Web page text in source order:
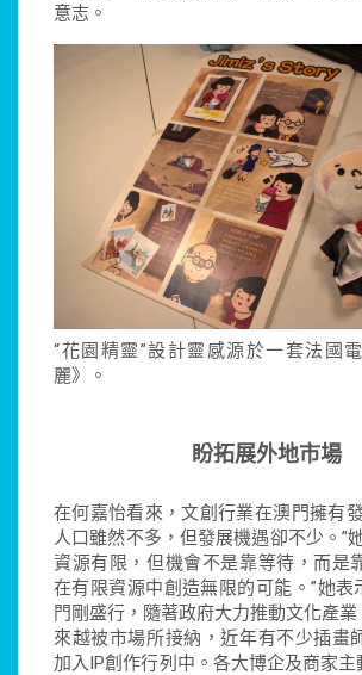
意志。
“花園精靈”設計靈感源於一套法國
麗》。
盼拓展外地市場
在何嘉怡看來，文創行業在澳門擁有
人口雖然不多，但發展機遇卻不少。”
資源有限，但機會不是靠等待，而是
在有限資源中創造無限的可能。”她表
門剛盛行，隨著政府大力推動文化產
來越被市場所接納，近年有不少插畫
加入IP創作行列中。各大博企及商家